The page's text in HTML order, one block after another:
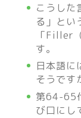
こうした
る」とい
「Filler
す。
日本語に
そうです
第64-65
び口にし